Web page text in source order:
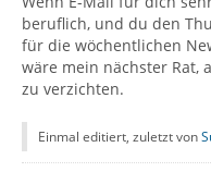
beruflich, und du den
für die wöchentlichen
wäre mein nächster Rat,
zu verzichten.
Einmal editiert, zuletzt von